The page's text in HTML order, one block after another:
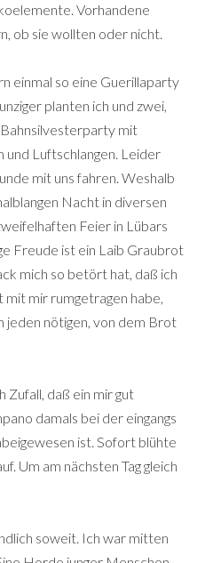
Vorhandene
ob sie wollten oder nicht.
einmal so eine Guerillaparty
planten ich und zwei,
mit
Luftschlangen. Leider
mit uns fahren. Weshalb
Nacht in diversen
Feier in Lübars
Freude ist ein Laib Graubrot
mich so betört hat, daß ich
mit mir rumgetragen habe,
jeden nötigen, von dem Brot
Zufall, daß ein mir gut
damals bei der eingangs
ist. Sofort blühte
Um am nächsten Tag gleich
soweit. Ich war mitten